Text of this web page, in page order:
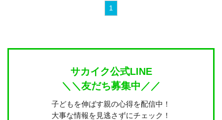
1
サカイク公式LINE
＼＼友だち募集中／／
子どもを伸ばす親の心得を配信中！
大事な情報を見逃さずにチェック！